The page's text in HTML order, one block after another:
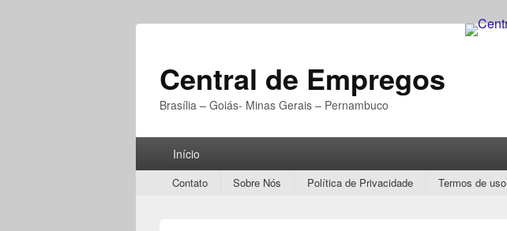
Central de Empregos
Brasília – Goiás- Minas Gerais – Pernambuco
PrincipalInício
Secondary
Contato Sobre Nós Política de Privacidade Termos de uso